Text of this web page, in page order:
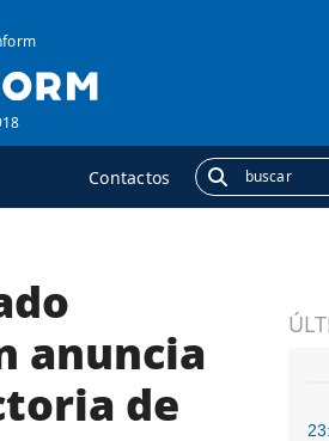
Contactos
ADICIONAL
Publicaciones
Entrevistas
anuncia
de